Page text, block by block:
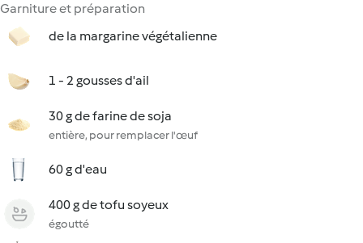
Garniture et préparation
de la margarine végétalienne
1 - 2 gousses d'ail
30 g de farine de soja
entière, pour remplacer l'œuf
60 g d'eau
400 g de tofu soyeux
égoutté